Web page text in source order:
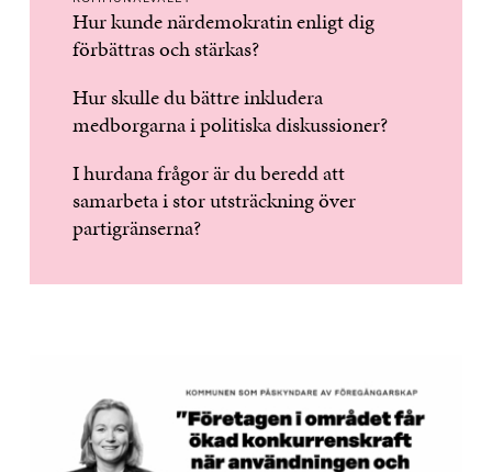
Hur kunde närdemokratin enligt dig
förbättras och stärkas?
Hur skulle du bättre inkludera
medborgarna i politiska diskussioner?
I hurdana frågor är du beredd att
samarbeta i stor utsträckning över
partigränserna?